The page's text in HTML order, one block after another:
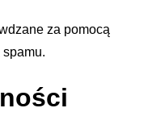
za pomocą